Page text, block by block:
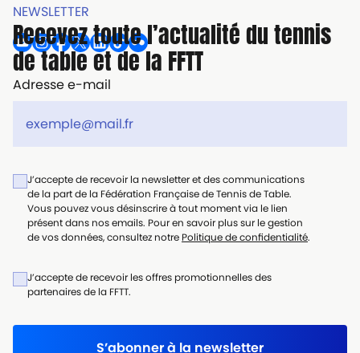
NEWSLETTER
Recevez toute l’actualité du tennis
de table et de la FFTT
Adresse e-mail
J’accepte de recevoir la newsletter et des communications
de la part de la Fédération Française de Tennis de Table.
Vous pouvez vous désinscrire à tout moment via le lien
présent dans nos emails. Pour en savoir plus sur le gestion
de vos données, consultez notre Politique de confidentialité.
J’accepte de recevoir les offres promotionnelles des
partenaires de la FFTT.
S’abonner à la newsletter